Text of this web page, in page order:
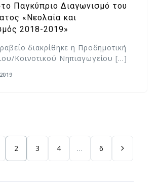
Παγκύπριο Διαγωνισμό του
«Νεολαία και
2018-2019»
διακρίθηκε η Προδημοτική
Κοινοτικού Νηπιαγωγείου […]
2 3 4 … 6